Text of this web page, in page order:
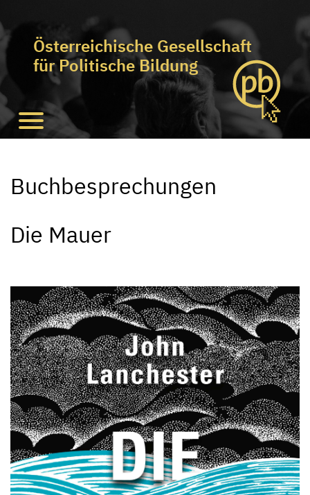
Österreichische Gesellschaft
für Politische Bildung
Buchbesprechungen
Die Mauer